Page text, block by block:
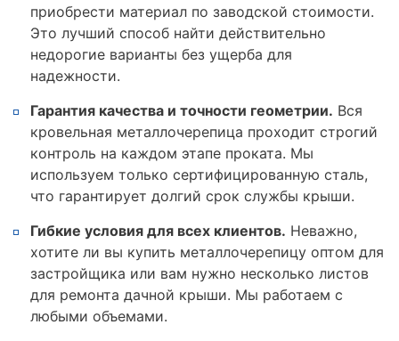
приобрести материал по заводской стоимости.
Это лучший способ найти действительно
недорогие варианты без ущерба для
надежности.
Гарантия качества и точности геометрии. Вся
кровельная металлочерепица проходит строгий
контроль на каждом этапе проката. Мы
используем только сертифицированную сталь,
что гарантирует долгий срок службы крыши.
Гибкие условия для всех клиентов. Неважно,
хотите ли вы купить металлочерепицу оптом для
застройщика или вам нужно несколько листов
для ремонта дачной крыши. Мы работаем с
любыми объемами.